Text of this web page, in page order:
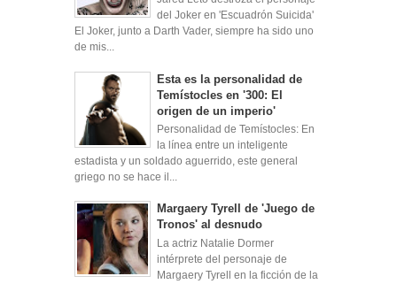
del Joker en 'Escuadrón Suicida'
El Joker, junto a Darth Vader, siempre ha sido uno
de mis...
Esta es la personalidad de
Temístocles en '300: El
origen de un imperio'
Personalidad de Temístocles: En
la línea entre un inteligente
estadista y un soldado aguerrido, este general
griego no se hace il...
Margaery Tyrell de 'Juego de
Tronos' al desnudo
La actriz Natalie Dormer
intérprete del personaje de
Margaery Tyrell en la ficción de la